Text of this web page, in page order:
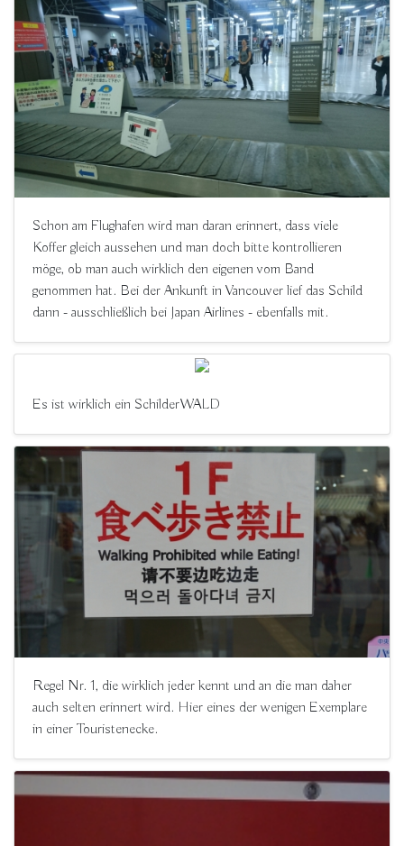
Schon am Flughafen wird man daran erinnert, dass viele
Koffer gleich aussehen und man doch bitte kontrollieren
möge, ob man auch wirklich den eigenen vom Band
genommen hat. Bei der Ankunft in Vancouver lief das Schild
dann - ausschließlich bei Japan Airlines - ebenfalls mit.
Es ist wirklich ein SchilderWALD
Regel Nr. 1, die wirklich jeder kennt und an die man daher
auch selten erinnert wird. Hier eines der wenigen Exemplare
in einer Touristenecke.